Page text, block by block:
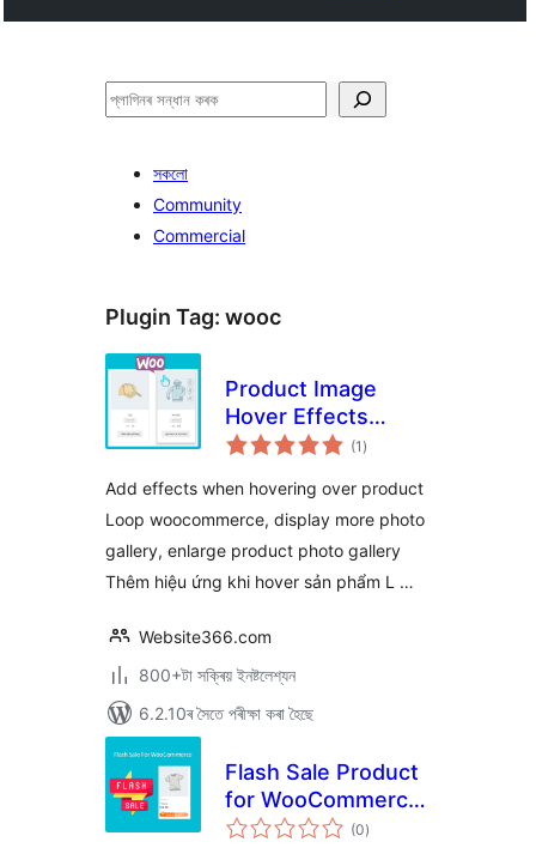
সন্ধান
সকলো
Community
Commercial
Plugin Tag: wooc
Product Image
Hover Effects
WOOC –
(1 টা
মুঠ)
Add effects when hovering over product
Loop woocommerce, display more photo
gallery, enlarge product photo gallery
Thêm hiệu ứng khi hover sản phẩm L …
Website366.com
800+টা সক্ৰিয় ইনষ্টলেশ্যন
6.2.10ৰ সৈতে পৰীক্ষা কৰা হৈছে
Flash Sale Product
for WooCommerce
– WPSHARE247
(0টা
মুঠ)